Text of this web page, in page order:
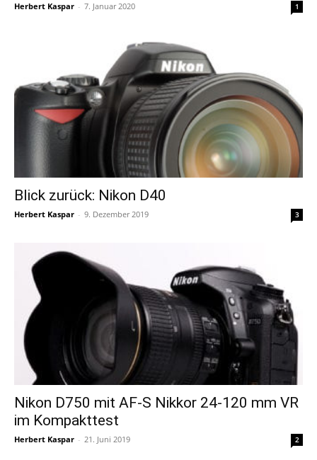
Herbert Kaspar - 7. Januar 2020 1
Blick zurück: Nikon D40
Herbert Kaspar - 9. Dezember 2019 3
Nikon D750 mit AF-S Nikkor 24-120 mm VR
im Kompakttest
Herbert Kaspar - 21. Juni 2019 2